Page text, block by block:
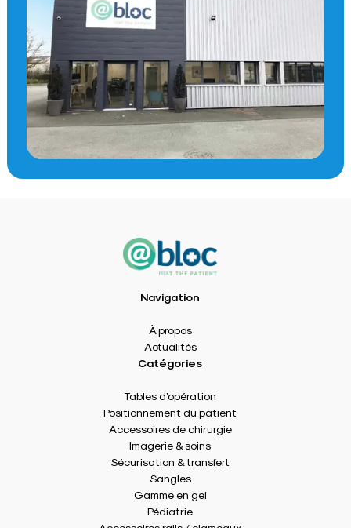
Navigation
À propos
Actualités
Catégories
Tables d’opération
Positionnement du patient
Accessoires de chirurgie
Imagerie & soins
Sécurisation & transfert
Sangles
Gamme en gel
Pédiatrie